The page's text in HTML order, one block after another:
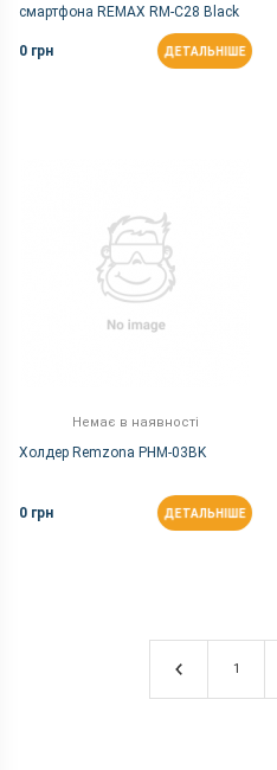
смартфона REMAX RM-C28 Black
0 грн ДЕТАЛЬНІШЕ
Немає в наявності
Холдер Remzona PHM-03BK
0 грн ДЕТАЛЬНІШЕ
1